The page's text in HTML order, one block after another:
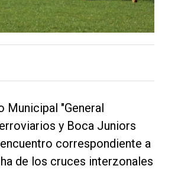
Municipal "General
y Boca Juniors
correspondiente a
de los cruces interzonales